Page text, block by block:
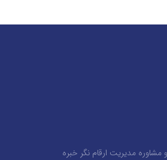
مدیریت ارقام نگر خبره